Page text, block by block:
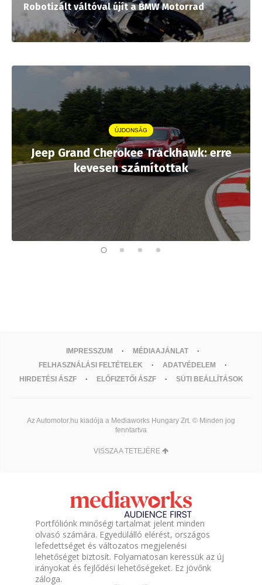
Robotizált váltóval újít a BMW Motorrad
ÚJDONSÁG
Jeep Grand Cherokee Trackhawk: erre
kevesen számítottak
IMPRESSZUM
MÉDIAAJÁNLAT
FELHASZNÁLÁSI FELTÉTELEK
ADATVÉDELEM
HIRDETÉSI ÁSZF
ELŐFIZETŐI ÁSZF SÜTI BEÁLLÍTÁSOK
Az Automotor.hu kiadója a Mediaworks Hungary Zrt. © Minden jog
fenntartva
VISSZA A TETEJÉRE
Portfóliónk minőségi tartalmat jelent minden
olvasó számára. Egyedülálló elérést, országos
lefedettséget és változatos megjelenési
lehetőséget biztosít. Folyamatosan keressük az új
irányokat és fejlődési lehetőségeket. Ez jövőnk
záloga.